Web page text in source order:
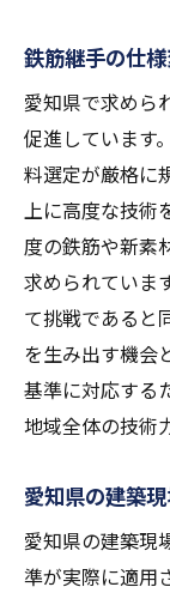
新基
新基準で
信頼
効率
品質
愛知
ィ
新基
信頼
地震対策
地震多
愛知
耐震
鉄筋継手の仕
愛知県で求めら
促進しています
料選定が厳格に
上に高度な技術
度の鉄筋や新素
求められていま
て挑戦であると
を生み出す機会
基準に対応する
地域全体の技術
愛知県の建築
愛知県の建築現
準が実際に適用